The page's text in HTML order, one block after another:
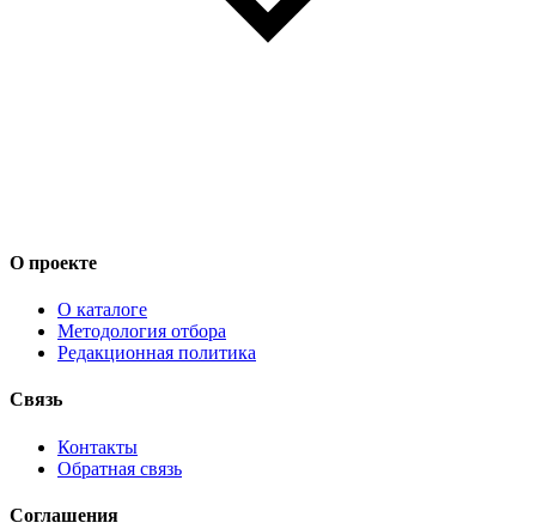
О проекте
О каталоге
Методология отбора
Редакционная политика
Связь
Контакты
Обратная связь
Соглашения